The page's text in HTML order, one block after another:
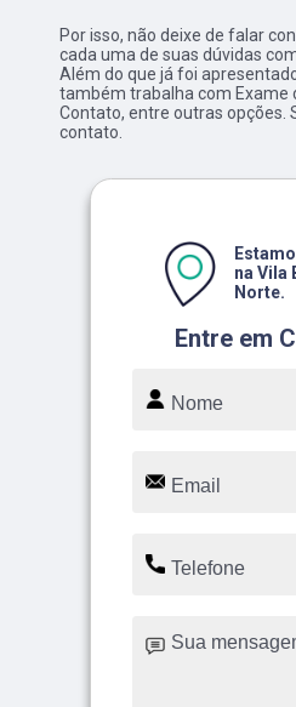
Por isso, não deixe de falar
cada uma de suas dúvidas
Além do que já foi
também trabalha com Exame
Contato, entre outras opções.
contato.
Entre em
na Vila
Norte.